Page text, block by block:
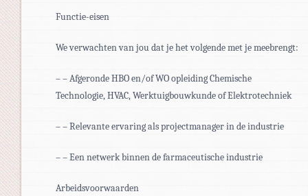
Functie-eisen
We verwachten van jou dat je het volgende met je meebrengt:
– – Afgeronde HBO en/of WO opleiding Chemische
Technologie, HVAC, Werktuigbouwkunde of Elektrotechniek
– – Relevante ervaring als projectmanager in de industrie
– – Een netwerk binnen de farmaceutische industrie
Arbeidsvoorwaarden